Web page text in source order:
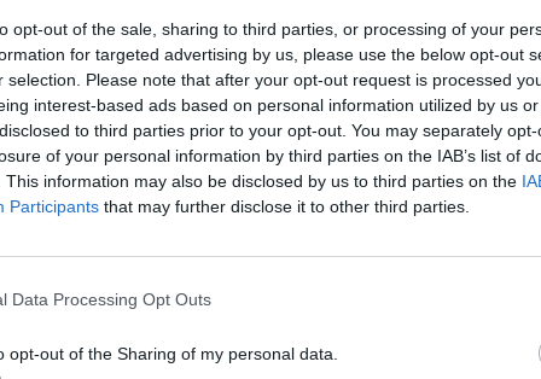
opt-out of the sale, sharing to third parties, or processing of your
for targeted advertising by us, please use the below opt-out
selection. Please note that after your opt-out request is processed
interest-based ads based on personal information utilized by us
to third parties prior to your opt-out. You may separately
of your personal information by third parties on the IAB’s list of
This information may also be disclosed by us to third parties on the
Participants that may further disclose it to other third parties.
Data Processing Opt Outs
opt-out of the Sharing of my personal data.
befektetési ajánlásnak.Részletes jogi információ
magyar gazdaság, podcast, checklistpodcast,
euró,
gazdasági verseny a vízért folyhat -